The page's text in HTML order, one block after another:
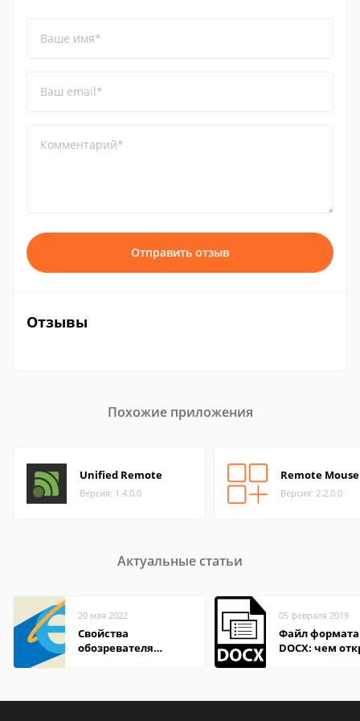
Ваше имя*
Ваш email*
Комментарий*
Отправить отзыв
Отзывы
Похожие приложения
Unified Remote
Версия: 1.4.0.0
Remote Mouse
Версия: 2.2.0.0
Актуальные статьи
20 мая 2022
Свойства
обозревателя
05 февраля 2019
Файл формата
DOCX: чем